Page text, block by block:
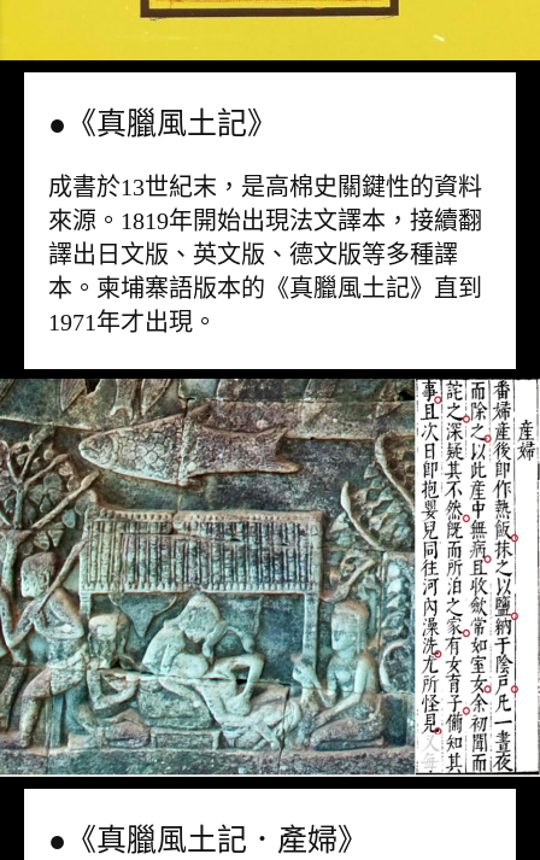
●《真臘風土記》
成書於13世紀末，是高棉史關鍵性的資料
來源。1819年開始出現法文譯本，接續翻
譯出日文版、英文版、德文版等多種譯
本。柬埔寨語版本的《真臘風土記》直到
1971年才出現。
●《真臘風土記．產婦》